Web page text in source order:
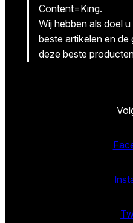
Content=King.
Wij hebben als doel
beste artikelen en
deze beste